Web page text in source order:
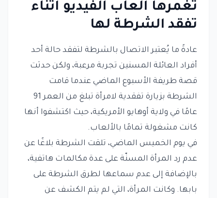
تغمرها ألعاب الفيديو أثناء
تفقد الشرطة لها
عادةً ما يُعتبر الاتصال بالشرطة لتفقد حالة أحد
أفراد العائلة المسنين تجربة مرعبة، ولكن حدثت
قصة طريفة الأسبوع الماضي عندما قامت
الشرطة بزيارة تفقدية لامرأة تبلغ من العمر 91
عامًا في ولاية أوهايو الأمريكية، حيث اكتشفوا أنها
كانت مشغولة تمامًا بالألعاب.
في يوم الخميس الماضي، تلقت الشرطة بلاغًا عن
عدم رد المرأة المسنّة على عدة مكالمات هاتفية،
بالإضافة إلى عدم سماعها لطرق الشرطة على
بابها. وكانت المرأة، التي لم يتم الكشف عن